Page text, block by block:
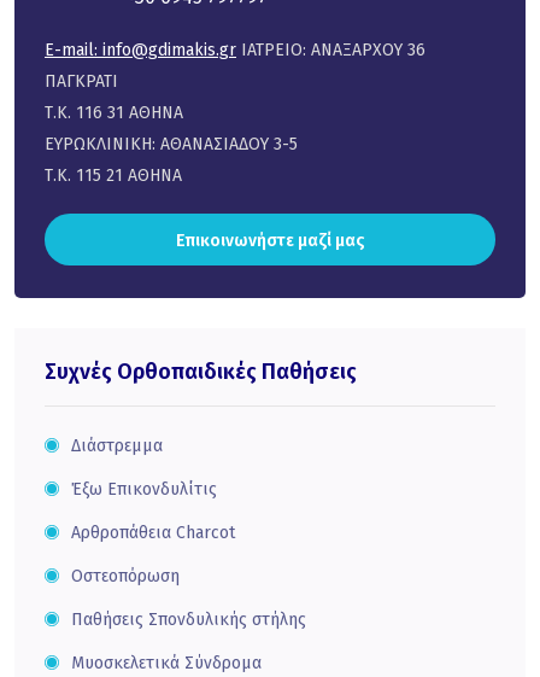
E-mail: info@gdimakis.gr ΙΑΤΡΕΙΟ: ΑΝΑΞΑΡΧΟΥ 36
ΠΑΓΚΡΑΤΙ
Τ.Κ. 116 31 ΑΘΗΝΑ
ΕΥΡΩΚΛΙΝΙΚΗ: ΑΘΑΝΑΣΙΑΔΟΥ 3-5
Τ.Κ. 115 21 ΑΘΗΝΑ
Επικοινωνήστε μαζί μας
Συχνές Ορθοπαιδικές Παθήσεις
Διάστρεμμα
Έξω Eπικονδυλίτις
Αρθροπάθεια Charcot
Οστεοπόρωση
Παθήσεις Σπονδυλικής στήλης
Μυοσκελετικά Σύνδρομα